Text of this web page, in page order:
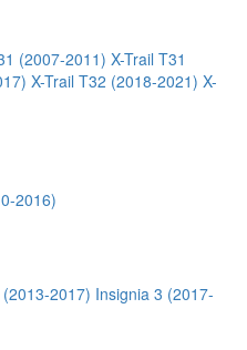
(2007-2011) X-Trail T31
X-Trail T32 (2018-2021) X-
2016)
2017) Insignia 3 (2017-